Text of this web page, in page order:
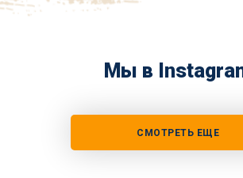
Мы в
СМОТРЕТЬ ЕЩЕ